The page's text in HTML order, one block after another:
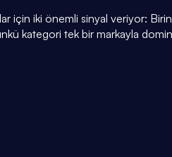
için iki önemli sinyal veriyor:
kategori tek bir markayla